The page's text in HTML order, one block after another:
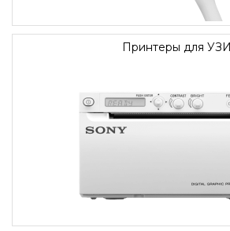
Принтеры для УЗИ